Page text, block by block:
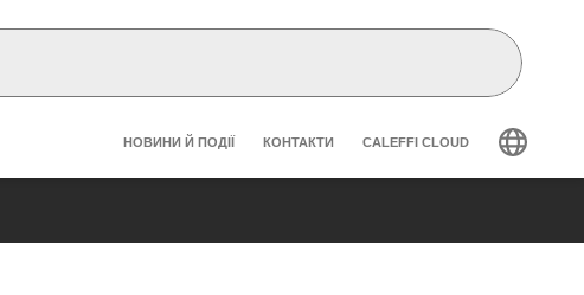
Header secondary navigation
НОВИНИ Й ПОДІЇ КОНТАКТИ CALEFFI CLOUD